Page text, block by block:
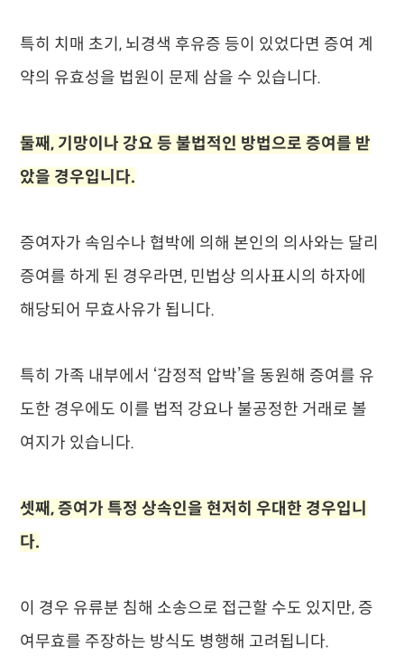
특히 치매 초기, 뇌경색 후유증 등이 있었다면 증여 계
약의 유효성을 법원이 문제 삼을 수 있습니다.
둘째, 기망이나 강요 등 불법적인 방법으로 증여를 받
았을 경우입니다.
증여자가 속임수나 협박에 의해 본인의 의사와는 달리
증여를 하게 된 경우라면, 민법상 의사표시의 하자에
해당되어 무효사유가 됩니다.
특히 가족 내부에서 ‘감정적 압박’을 동원해 증여를 유
도한 경우에도 이를 법적 강요나 불공정한 거래로 볼
여지가 있습니다.
셋째, 증여가 특정 상속인을 현저히 우대한 경우입니
다.
이 경우 유류분 침해 소송으로 접근할 수도 있지만, 증
여무효를 주장하는 방식도 병행해 고려됩니다.